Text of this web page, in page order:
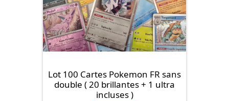
Lot 100 Cartes Pokemon FR sans
double ( 20 brillantes + 1 ultra
incluses )